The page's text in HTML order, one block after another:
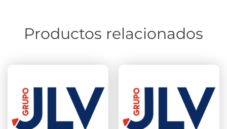
Productos relacionados